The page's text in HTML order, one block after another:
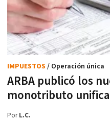
ARBA publicó los
monotributo
IMPUESTOS / Operación única
PorL.C.